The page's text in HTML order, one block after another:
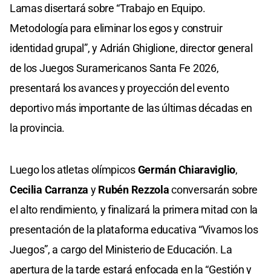
Lamas disertará sobre “Trabajo en Equipo.
Metodología para eliminar los egos y construir
identidad grupal”, y Adrián Ghiglione, director general
de los Juegos Suramericanos Santa Fe 2026,
presentará los avances y proyección del evento
deportivo más importante de las últimas décadas en
la provincia.
Luego los atletas olímpicosGermán Chiaraviglio,
Cecilia Carranza yRubén Rezzolaconversarán sobre
el alto rendimiento, y finalizará la primera mitad con la
presentación de la plataforma educativa “Vivamos los
Juegos”, a cargo del Ministerio de Educación. La
apertura de la tarde estará enfocada en la “Gestión y